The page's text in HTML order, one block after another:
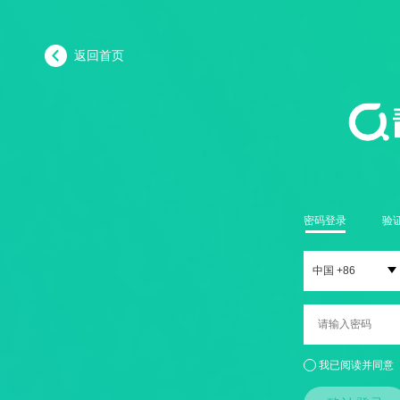
返回首页
密码登录 验
中国 +86
我已阅读并同意